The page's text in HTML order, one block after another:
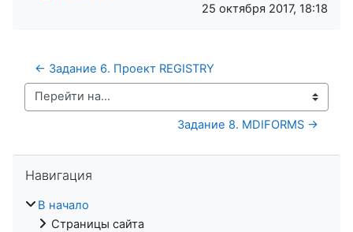
25 октября 2017, 18:18
← Задание 6. Проект REGISTRY
Перейти на...
Задание 8. MDIFORMS →
Навигация
В начало
Страницы сайта